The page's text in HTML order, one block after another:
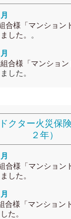
合様 「マンション
した。
合様 「マンショ
した。
クター火災保
２年）
合様 「マンション
した。
合様 「マンショ
た。